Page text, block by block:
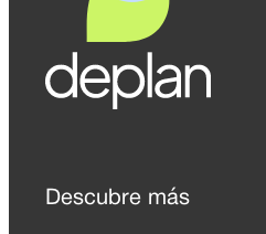
Descubre más